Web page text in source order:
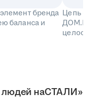
бренда
баланса и
Цепь —
людей наСТАЛИ»